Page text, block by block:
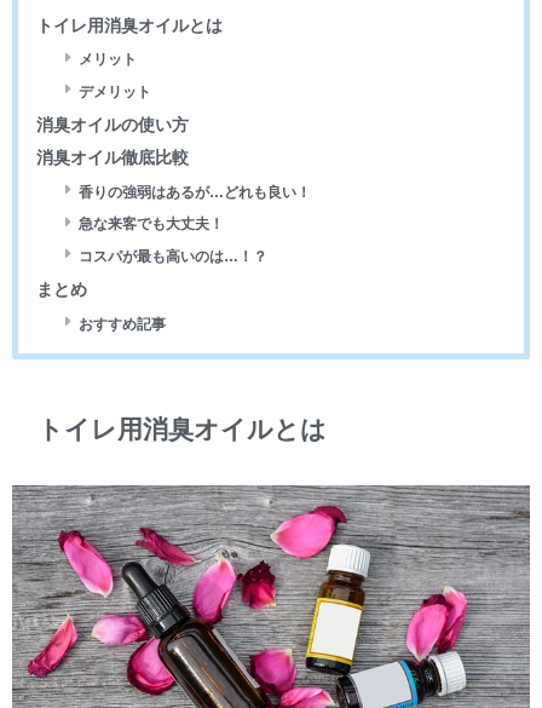
トイレ用消臭オイルとは
メリット
デメリット
消臭オイルの使い方
消臭オイル徹底比較
香りの強弱はあるが…どれも良い！
急な来客でも大丈夫！
コスパが最も高いのは…！？
まとめ
おすすめ記事
トイレ用消臭オイルとは